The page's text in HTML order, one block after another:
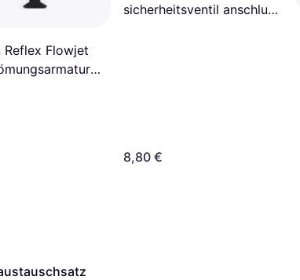
Reflex Flowjet
sicherheitsventil anschluss
8,80 €